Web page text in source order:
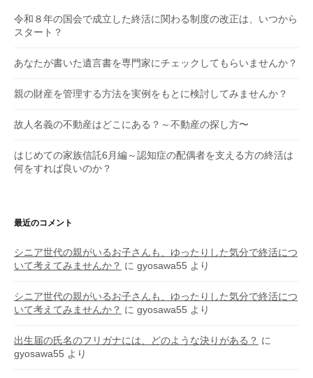
令和８年の国会で成立した終活に関わる制度の改正は、いつから
スタート？
あなたが書いた遺言書を専門家にチェックしてもらいませんか？
親の財産を管理する方法を実例をもとに検討してみませんか？
故人名義の不動産はどこにある？～不動産の探し方〜
はじめての家族信託6月編～認知症の配偶者を支える方の終活は
何をすれば良いのか？
最近のコメント
シニア世代の親がいるお子さんも、ゆったりした気分で終活につ
いて考えてみませんか？ に gyosawa55 より
シニア世代の親がいるお子さんも、ゆったりした気分で終活につ
いて考えてみませんか？ に gyosawa55 より
出生届の氏名のフリガナには、どのような決りがある？ に
gyosawa55 より